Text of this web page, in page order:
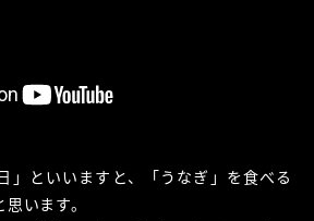
」といいますと、「うなぎ」を食べる
います。